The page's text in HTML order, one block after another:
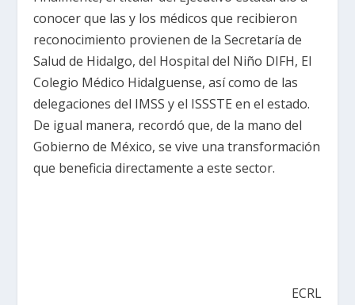
conocer que las y los médicos que recibieron
reconocimiento provienen de la Secretaría de
Salud de Hidalgo, del Hospital del Niño DIFH, El
Colegio Médico Hidalguense, así como de las
delegaciones del IMSS y el ISSSTE en el estado.
De igual manera, recordó que, de la mano del
Gobierno de México, se vive una transformación
que beneficia directamente a este sector.
ECRL